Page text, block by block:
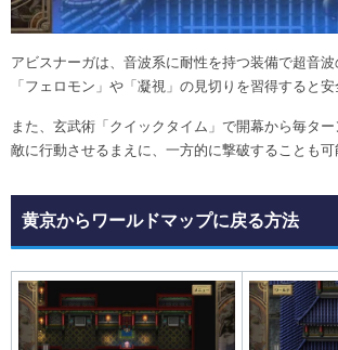
アビスナーガは、音波系に耐性を持つ装備で超音波
「フェロモン」や「凝視」の見切りを習得すると安
また、玄武術「クイックタイム」で開幕から毎ター
敵に行動させるまえに、一方的に撃破することも可
黄京からワールドマップに戻る方法